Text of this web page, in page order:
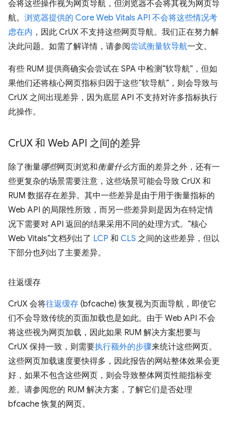
会将这些操作视为网页导航，但浏览器不会将其视为网页导
航。 浏览器提供的 Core Web Vitals API 不会将这些情况考
虑在内 ，因此 CrUX 不支持这些网页导航。我们正在努力解
决此问题。如需了解详情，请参阅尝试衡量软导航一文。
有些 RUM 提供商确实会尝试在 SPA 中检测“软导航”，但如
果他们还将核心网页指标归因于这些“软导航”，则会导致与
CrUX 之间出现差异，因为底层 API 不支持对许多指标执行
此操作。
CrUX 和 Web API 之间的差异
除了衡量哪些网页浏览和衡量什么方面的差异之外，还有一
些更复杂的场景需要注意，这些场景可能会导致 CrUX 和
RUM 数据存在差异。其中一些差异是由于用于衡量指标的
Web API 的局限性所致，而另一些差异则是因为在特定情
况下需要对 API 返回的结果采用不同的处理方式。“核心
Web Vitals”文档列出了 LCP 和 CLS 之间的这些差异，但以
下部分也列出了主要差异。
往返缓存
CrUX 会将往返缓存 (bfcache) 恢复视为页面导航，即使它
们不会导致传统的页面加载也是如此。由于 Web API 不会
将这些视为网页加载，因此如果 RUM 解决方案想要与
CrUX 保持一致，则需要执行额外的步骤来统计这些网页。
这些网页加载速度要快得多，因此报告的网站整体效果会更
好，如果不包含这些网页，则会导致整体网页性能指标变
差。请参阅您的 RUM 解决方案，了解它们是否处理
bfcache 恢复的网页。